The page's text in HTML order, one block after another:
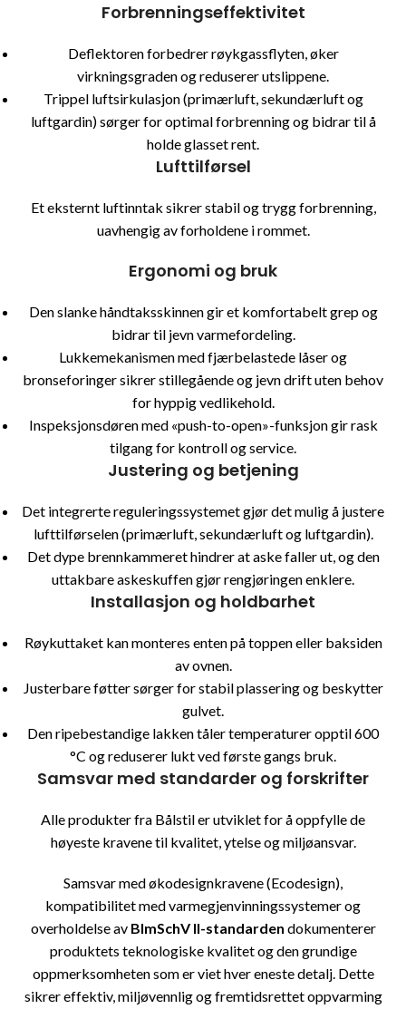
Forbrenningseffektivitet
Deflektoren forbedrer røykgassflyten, øker
virkningsgraden og reduserer utslippene.
Trippel luftsirkulasjon (primærluft, sekundærluft og
luftgardin) sørger for optimal forbrenning og bidrar til å
holde glasset rent.
Lufttilførsel
Et eksternt luftinntak sikrer stabil og trygg forbrenning,
uavhengig av forholdene i rommet.
Ergonomi og bruk
Den slanke håndtaksskinnen gir et komfortabelt grep og
bidrar til jevn varmefordeling.
Lukkemekanismen med fjærbelastede låser og
bronseforinger sikrer stillegående og jevn drift uten behov
for hyppig vedlikehold.
Inspeksjonsdøren med «push-to-open»-funksjon gir rask
tilgang for kontroll og service.
Justering og betjening
Det integrerte reguleringssystemet gjør det mulig å justere
lufttilførselen (primærluft, sekundærluft og luftgardin).
Det dype brennkammeret hindrer at aske faller ut, og den
uttakbare askeskuffen gjør rengjøringen enklere.
Installasjon og holdbarhet
Røykuttaket kan monteres enten på toppen eller baksiden
av ovnen.
Justerbare føtter sørger for stabil plassering og beskytter
gulvet.
Den ripebestandige lakken tåler temperaturer opptil 600
°C og reduserer lukt ved første gangs bruk.
Samsvar med standarder og forskrifter
Alle produkter fra Bålstiler utviklet for å oppfylle de
høyeste kravene til kvalitet, ytelse og miljøansvar.
Samsvar med økodesignkravene (Ecodesign),
kompatibilitet med varmegjenvinningssystemer og
overholdelse av BlmSchV II-standarden dokumenterer
produktets teknologiske kvalitet og den grundige
oppmerksomheten som er viet hver eneste detalj. Dette
sikrer effektiv, miljøvennlig og fremtidsrettet oppvarming